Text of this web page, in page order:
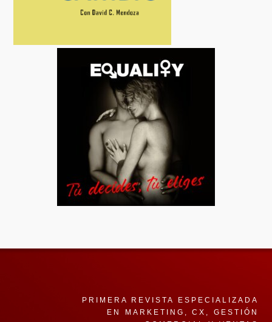
PRIMERA REVISTA ESPECIALIZADA
EN MARKETING, CX, GESTIÓN